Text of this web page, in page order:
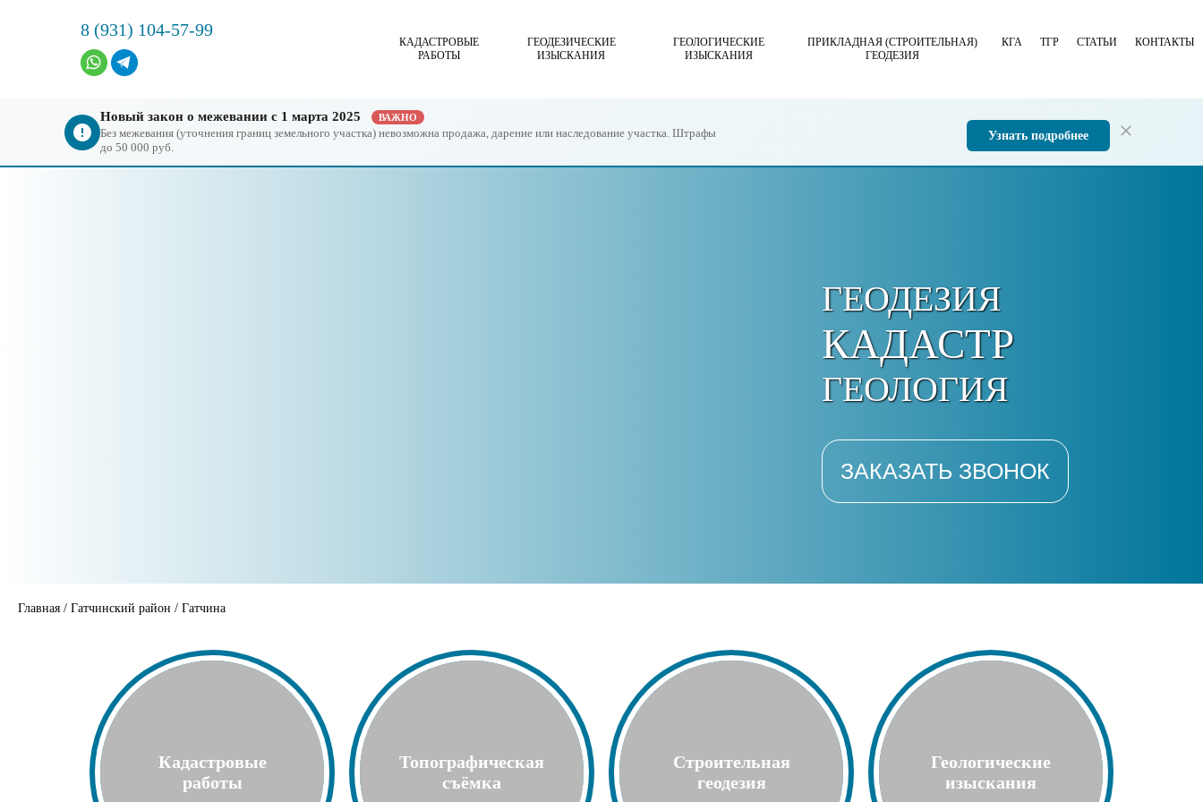
8 (931) 104-57-99
КАДАСТРОВЫЕ
РАБОТЫ
ГЕОДЕЗИЧЕСКИЕ
ИЗЫСКАНИЯ
ГЕОЛОГИЧЕСКИЕ
ИЗЫСКАНИЯ
ПРИКЛАДНАЯ (СТРОИТЕЛЬНАЯ)
ГЕОДЕЗИЯ
КГА ТГР СТАТЬИ КОНТАКТЫ
Новый закон о межевании с 1 марта 2025 ВАЖНО
Без межевания (уточнения границ земельного участка) невозможна продажа, дарение или наследование участка. Штрафы
до 50 000 руб.
Узнать подробнее
ГЕОДЕЗИЯ
КАДАСТР
ГЕОЛОГИЯ
ЗАКАЗАТЬ ЗВОНОК
Главная / Гатчинский район / Гатчина
Кадастровые
работы
Топографическая
съёмка
Строительная
геодезия
Геологические
изыскания